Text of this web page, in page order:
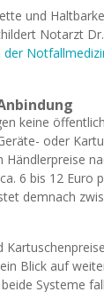
und
Notarzt
der
keine
oder
Händlerpreise
6 bis 12 Euro
demnach
Blick auf
Systeme